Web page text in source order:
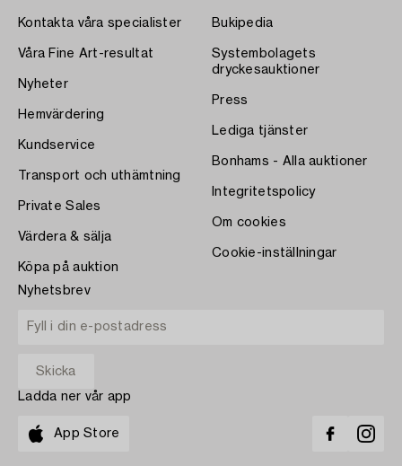
Kontakta våra specialister
Våra Fine Art-resultat
Nyheter
Hemvärdering
Kundservice
Transport och uthämtning
Private Sales
Värdera & sälja
Köpa på auktion
Bukipedia
Systembolagets
dryckesauktioner
Press
Lediga tjänster
Bonhams - Alla auktioner
Integritetspolicy
Om cookies
Cookie-inställningar
Nyhetsbrev
Ladda ner vår app
App Store